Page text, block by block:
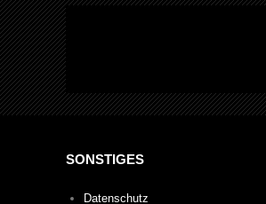
SONSTIGES
Datenschutz